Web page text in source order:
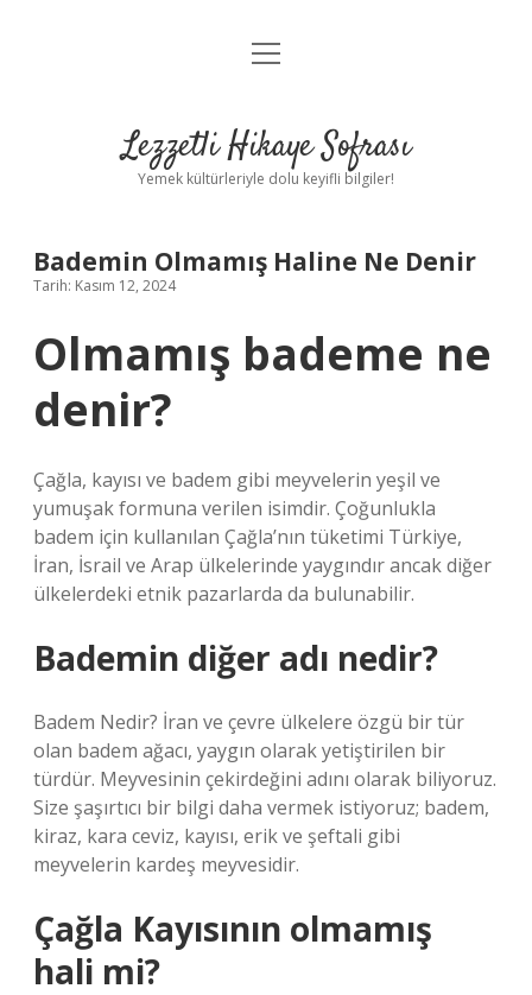
Anasayfa
Yasal Uyarı
menüyü
Lezzetli Hikaye Sofrası
Yemek kültürleriyle dolu keyifli bilgiler!
Bademin Olmamış Haline Ne Denir
Tarih: Kasım 12, 2024
Olmamış bademe ne
denir?
Çağla, kayısı ve badem gibi meyvelerin yeşil ve
yumuşak formuna verilen isimdir. Çoğunlukla
badem için kullanılan Çağla’nın tüketimi Türkiye,
İran, İsrail ve Arap ülkelerinde yaygındır ancak diğer
ülkelerdeki etnik pazarlarda da bulunabilir.
Bademin diğer adı nedir?
Badem Nedir? İran ve çevre ülkelere özgü bir tür
olan badem ağacı, yaygın olarak yetiştirilen bir
türdür. Meyvesinin çekirdeğini adını olarak biliyoruz.
Size şaşırtıcı bir bilgi daha vermek istiyoruz; badem,
kiraz, kara ceviz, kayısı, erik ve şeftali gibi
meyvelerin kardeş meyvesidir.
Çağla Kayısının olmamış
hali mi?